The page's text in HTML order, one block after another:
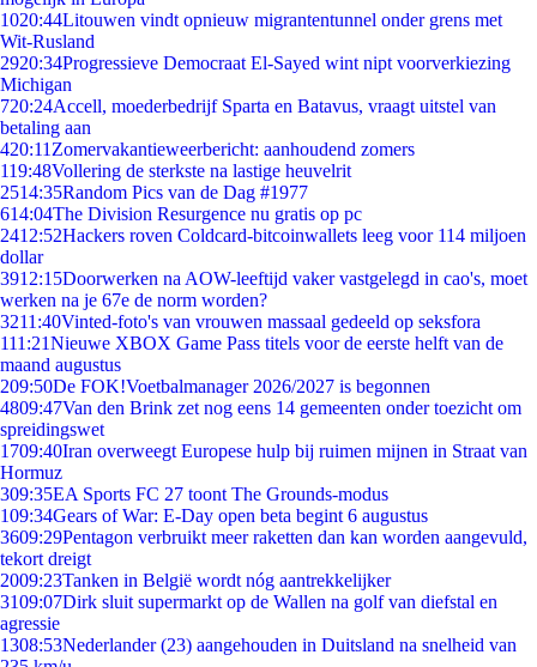
1020:44Litouwen vindt opnieuw migrantentunnel onder grens met
Wit-Rusland
2920:34Progressieve Democraat El-Sayed wint nipt voorverkiezing
Michigan
720:24Accell, moederbedrijf Sparta en Batavus, vraagt uitstel van
betaling aan
420:11 Zomervakantieweerbericht: aanhoudend zomers
119:48Vollering de sterkste na lastige heuvelrit
2514:35Random Pics van de Dag #1977
614:04The Division Resurgence nu gratis op pc
2412:52Hackers roven Coldcard-bitcoinwallets leeg voor 114 miljoen
dollar
3912:15Doorwerken na AOW-leeftijd vaker vastgelegd in cao's, moet
werken na je 67e de norm worden?
3211:40Vinted-foto's van vrouwen massaal gedeeld op seksfora
111:21Nieuwe XBOX Game Pass titels voor de eerste helft van de
maand augustus
209:50De FOK!Voetbalmanager 2026/2027 is begonnen
4809:47Van den Brink zet nog eens 14 gemeenten onder toezicht om
spreidingswet
1709:40Iran overweegt Europese hulp bij ruimen mijnen in Straat van
Hormuz
309:35EA Sports FC 27 toont The Grounds-modus
109:34Gears of War: E-Day open beta begint 6 augustus
3609:29Pentagon verbruikt meer raketten dan kan worden aangevuld,
tekort dreigt
2009:23Tanken in België wordt nóg aantrekkelijker
3109:07Dirk sluit supermarkt op de Wallen na golf van diefstal en
agressie
1308:53Nederlander (23) aangehouden in Duitsland na snelheid van